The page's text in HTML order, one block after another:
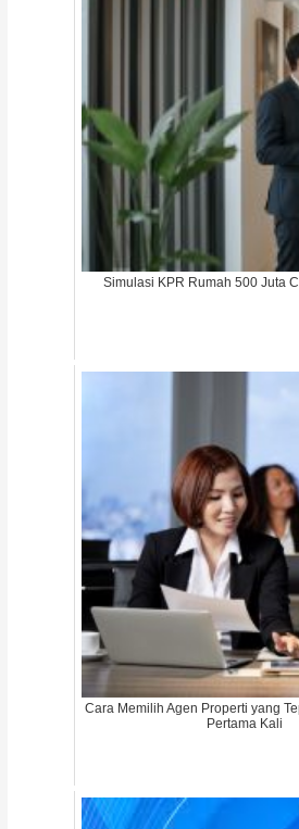
Simulasi KPR Rumah 500 Juta
Cara Memilih Agen Properti yang
Pertama Kali